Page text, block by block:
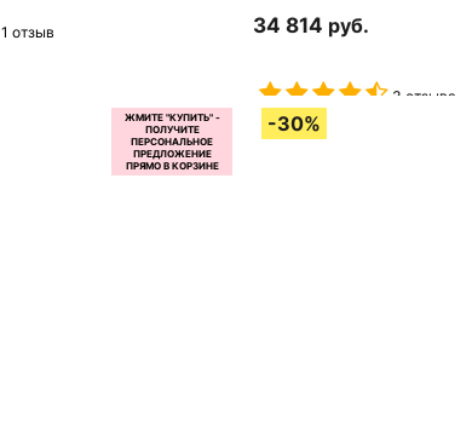
1 отзыв 34 814 руб.
3 отзыва